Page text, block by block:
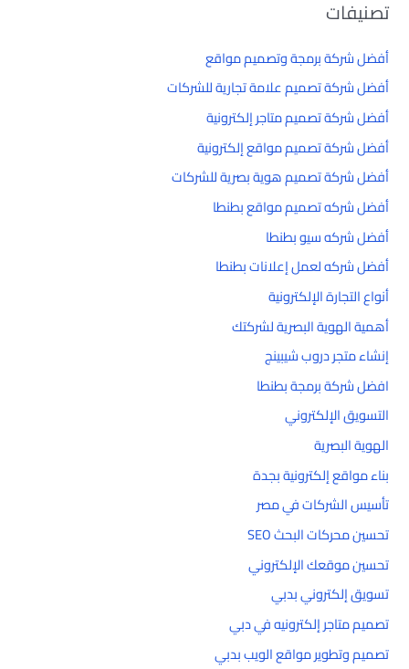
تصنيفات
أفضل شركة برمجة وتصميم مواقع
أفضل شركة تصميم علامة تجارية للشركات
أفضل شركة تصميم متاجر إلكترونية
أفضل شركة تصميم مواقع إلكترونية
أفضل شركة تصميم هوية بصرية للشركات
أفضل شركه تصميم مواقع بطنطا
أفضل شركه سيو بطنطا
أفضل شركه لعمل إعلانات بطنطا
أنواع التجارة الإلكترونية
أهمية الهوية البصرية لشركتك
إنشاء متجر دروب شيبينج
افضل شركة برمجة بطنطا
التسويق الإلكتروني
الهوية البصرية
بناء مواقع إلكترونية بجدة
تأسيس الشركات في مصر
تحسين محركات البحث SEO
تحسين موقعك الإلكتروني
تسويق إلكتروني بدبي
تصميم متاجر إلكترونيه في دبي
تصميم وتطوير مواقع الويب بدبي